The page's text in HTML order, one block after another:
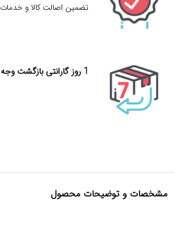
تضمین اصالت کالا و خدمات
1 روز گارانتی بازگشت وجه در صورت خرابی کالا
مشخصات و توضیحات محصول